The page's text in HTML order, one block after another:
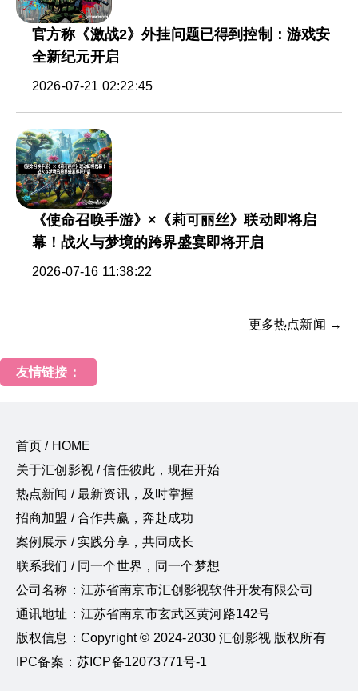
官方称《激战2》外挂问题已得到控制：游戏安
全新纪元开启
2026-07-21 02:22:45
《使命召唤手游》×《莉可丽丝》联动即将启
幕！战火与梦境的跨界盛宴即将开启
2026-07-16 11:38:22
更多热点新闻 →
友情链接：
首页 / HOME
关于汇创影视 / 信任彼此，现在开始
热点新闻 / 最新资讯，及时掌握
招商加盟 / 合作共赢，奔赴成功
案例展示 / 实践分享，共同成长
联系我们 / 同一个世界，同一个梦想
公司名称：江苏省南京市汇创影视软件开发有限公司
通讯地址：江苏省南京市玄武区黄河路142号
版权信息：Copyright © 2024-2030 汇创影视 版权所有
IPC备案：苏ICP备12073771号-1